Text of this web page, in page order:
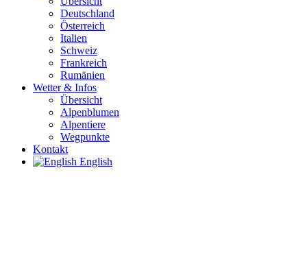
Deutschland
Österreich
Italien
Schweiz
Frankreich
Rumänien
Wetter & Infos
Übersicht
Alpenblumen
Alpentiere
Wegpunkte
Kontakt
English